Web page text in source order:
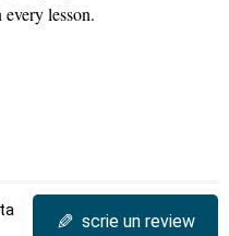
lesson.
✎ scrie un review